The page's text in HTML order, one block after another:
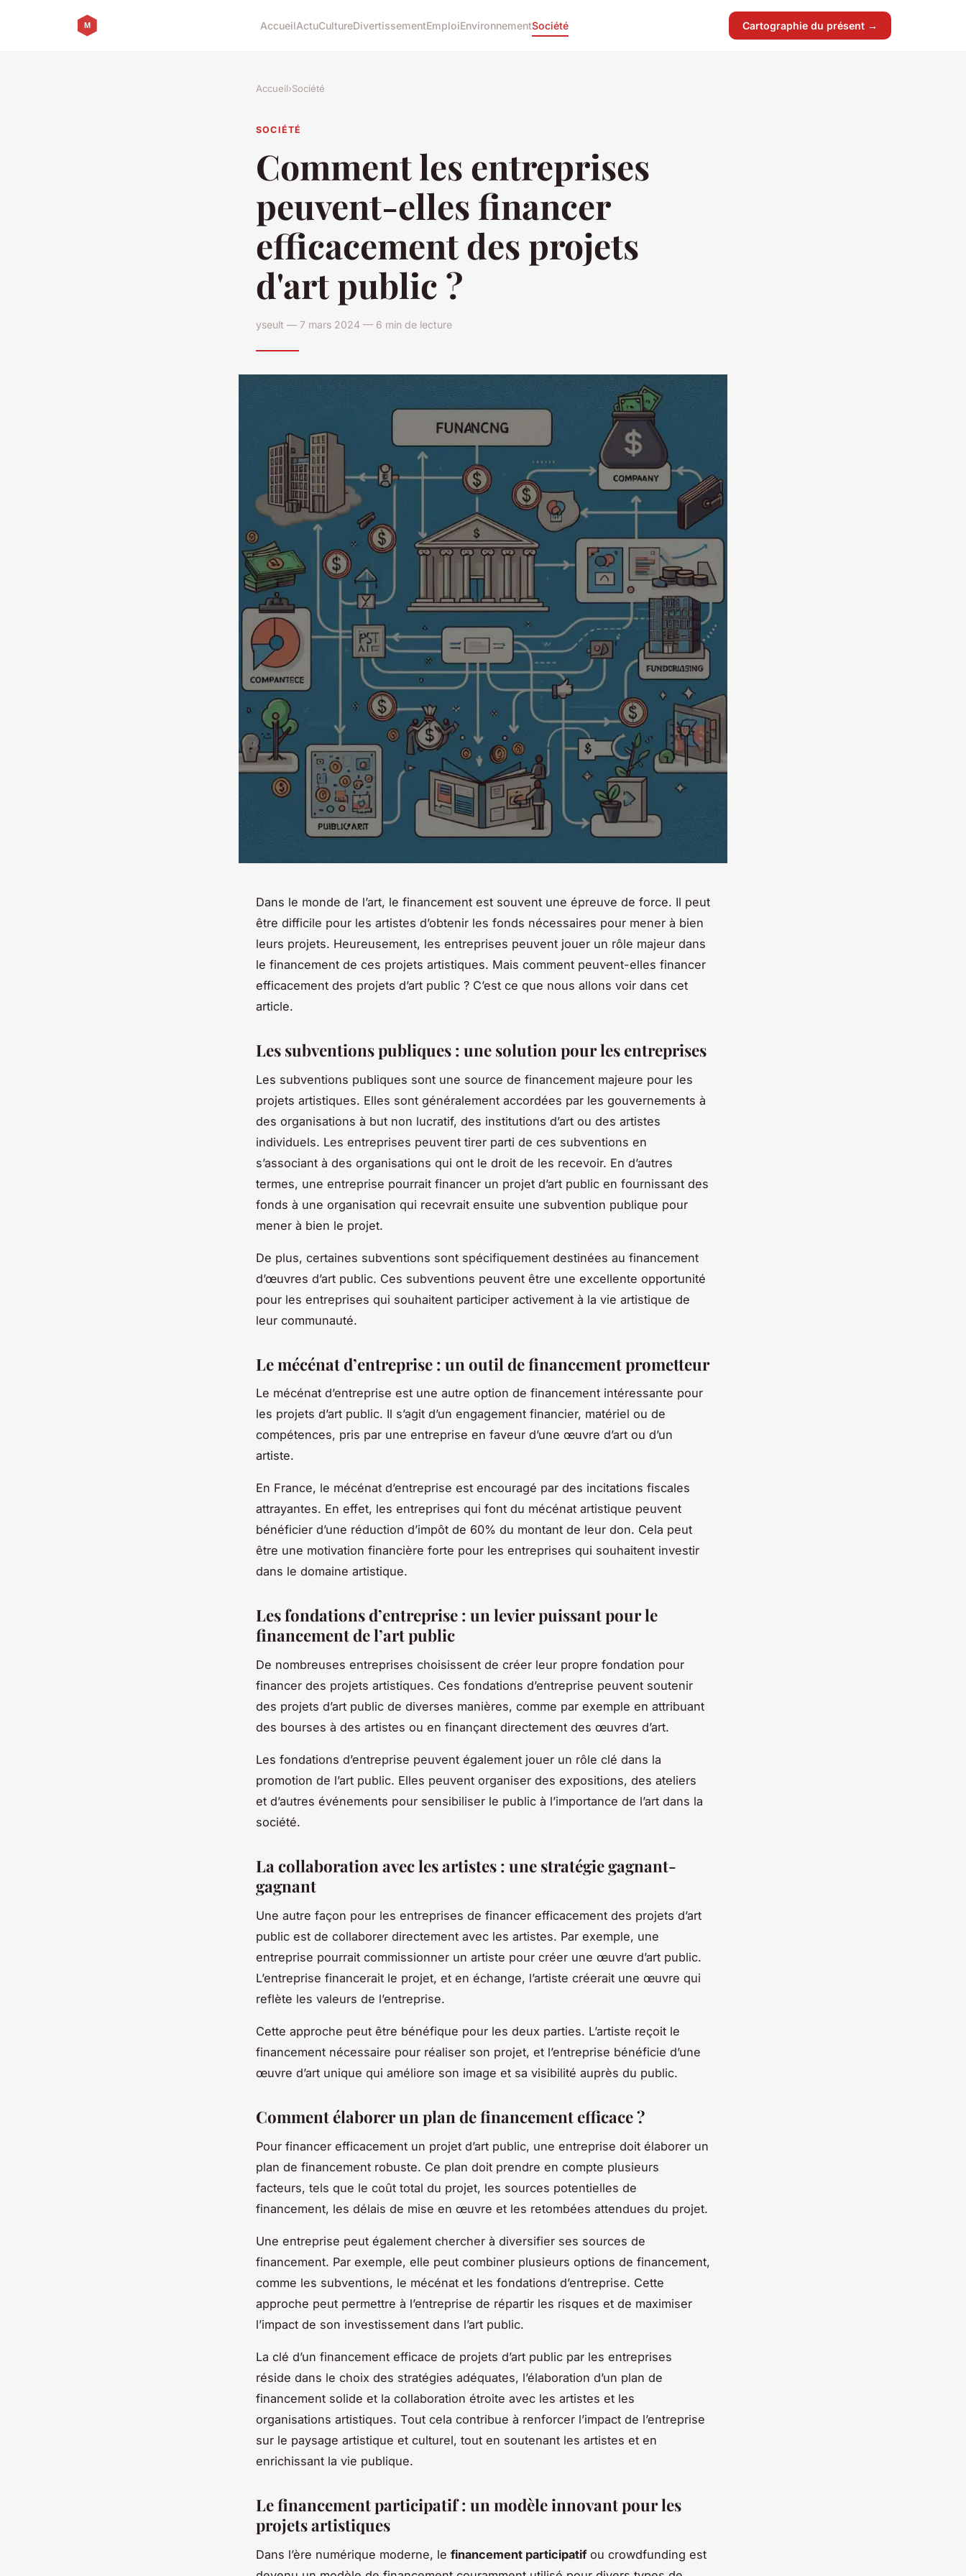
AccueilActuCultureDivertissementEmploiEnvironnementSociété Cartographie du présent →
Accueil›Société
SOCIÉTÉ
Comment les entreprises
peuvent-elles financer
efficacement des projets
d'art public ?
yseult — 7 mars 2024 — 6 min de lecture
Dans le monde de l’art, le financement est souvent une épreuve de force. Il peut
être difficile pour les artistes d’obtenir les fonds nécessaires pour mener à bien
leurs projets. Heureusement, les entreprises peuvent jouer un rôle majeur dans
le financement de ces projets artistiques. Mais comment peuvent-elles financer
efficacement des projets d’art public ? C’est ce que nous allons voir dans cet
article.
Les subventions publiques : une solution pour les entreprises
Les subventions publiques sont une source de financement majeure pour les
projets artistiques. Elles sont généralement accordées par les gouvernements à
des organisations à but non lucratif, des institutions d’art ou des artistes
individuels. Les entreprises peuvent tirer parti de ces subventions en
s’associant à des organisations qui ont le droit de les recevoir. En d’autres
termes, une entreprise pourrait financer un projet d’art public en fournissant des
fonds à une organisation qui recevrait ensuite une subvention publique pour
mener à bien le projet.
De plus, certaines subventions sont spécifiquement destinées au financement
d’œuvres d’art public. Ces subventions peuvent être une excellente opportunité
pour les entreprises qui souhaitent participer activement à la vie artistique de
leur communauté.
Le mécénat d’entreprise : un outil de financement prometteur
Le mécénat d’entreprise est une autre option de financement intéressante pour
les projets d’art public. Il s’agit d’un engagement financier, matériel ou de
compétences, pris par une entreprise en faveur d’une œuvre d’art ou d’un
artiste.
En France, le mécénat d’entreprise est encouragé par des incitations fiscales
attrayantes. En effet, les entreprises qui font du mécénat artistique peuvent
bénéficier d’une réduction d’impôt de 60% du montant de leur don. Cela peut
être une motivation financière forte pour les entreprises qui souhaitent investir
dans le domaine artistique.
Les fondations d’entreprise : un levier puissant pour le
financement de l’art public
De nombreuses entreprises choisissent de créer leur propre fondation pour
financer des projets artistiques. Ces fondations d’entreprise peuvent soutenir
des projets d’art public de diverses manières, comme par exemple en attribuant
des bourses à des artistes ou en finançant directement des œuvres d’art.
Les fondations d’entreprise peuvent également jouer un rôle clé dans la
promotion de l’art public. Elles peuvent organiser des expositions, des ateliers
et d’autres événements pour sensibiliser le public à l’importance de l’art dans la
société.
La collaboration avec les artistes : une stratégie gagnant-
gagnant
Une autre façon pour les entreprises de financer efficacement des projets d’art
public est de collaborer directement avec les artistes. Par exemple, une
entreprise pourrait commissionner un artiste pour créer une œuvre d’art public.
L’entreprise financerait le projet, et en échange, l’artiste créerait une œuvre qui
reflète les valeurs de l’entreprise.
Cette approche peut être bénéfique pour les deux parties. L’artiste reçoit le
financement nécessaire pour réaliser son projet, et l’entreprise bénéficie d’une
œuvre d’art unique qui améliore son image et sa visibilité auprès du public.
Comment élaborer un plan de financement efficace ?
Pour financer efficacement un projet d’art public, une entreprise doit élaborer un
plan de financement robuste. Ce plan doit prendre en compte plusieurs
facteurs, tels que le coût total du projet, les sources potentielles de
financement, les délais de mise en œuvre et les retombées attendues du projet.
Une entreprise peut également chercher à diversifier ses sources de
financement. Par exemple, elle peut combiner plusieurs options de financement,
comme les subventions, le mécénat et les fondations d’entreprise. Cette
approche peut permettre à l’entreprise de répartir les risques et de maximiser
l’impact de son investissement dans l’art public.
La clé d’un financement efficace de projets d’art public par les entreprises
réside dans le choix des stratégies adéquates, l’élaboration d’un plan de
financement solide et la collaboration étroite avec les artistes et les
organisations artistiques. Tout cela contribue à renforcer l’impact de l’entreprise
sur le paysage artistique et culturel, tout en soutenant les artistes et en
enrichissant la vie publique.
Le financement participatif : un modèle innovant pour les
projets artistiques
Dans l’ère numérique moderne, le financement participatifou crowdfunding est